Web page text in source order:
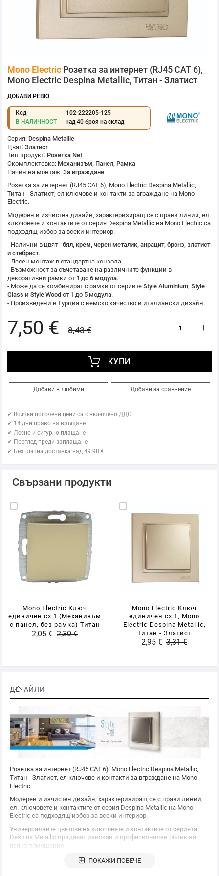
към
началото
галерия
снимки
Mono Electric Розетка за интернет (RJ45 CAT 6),
Mono Electric Despina Metallic, Титан - Златист
ДОБАВИ РЕВЮ
Код
102-222205-125
В НАЛИЧНОСТ
над 40 броя на склад
Серия: Despina Metallic
Цвят: Златист
Тип продукт: Розетка Net
Окомплектовка: Механизъм, Панел, Рамка
Начин на монтаж: За вграждане
Розетка за интернет (RJ45 CAT 6), Mono Electric Despina Metallic,
Титан - Златист, ел ключове и контакти за вграждане на Mono
Electric.
Модерен и изчистен дизайн, характеризиращ се с прави линии, ел.
ключовете и контактите от серия Despina Metallic на Mono Electric са
подходящ избор за всеки интериор.
- Налични в цвят - бял, крем, черен металик, анрацит, бронз, златист
и стебрист.
- Лесен монтаж в стандартна конзола.
- Възможност за съчетаване на различните функции в
декоративни рамки от 1 до 6 модула.
- Може да се комбинират с рамки от сериите Style Aluminium, Style
Glass и Style Wood от 1 до 5 модула.
- Произведени в Турция с немско качество и италиански дизайн.
7,50 € 8,43 €
КУПИ
Добави в любими Добави за сравнение
✔ Всички посочени цени са с включено ДДС.
✔ 14 дни право на връщане
✔ Лесно и сигурно плащане
✔ Преглед преди заплащане
✔ Безплатна доставка над 49.98 €
Свързани продукти
Mono Electric Ключ
единичен сх.1 (Механизъм
с панел, без рамка) Титан
2,05 € 2,30 €
Mono Electric Ключ
единичен сх.1, Mono
Electric Despina Metallic,
Титан - Златист
2,95 € 3,31 €
ДЕТАЙЛИ
Розетка за интернет (RJ45 CAT 6), Mono Electric Despina Metallic,
Титан - Златист, ел ключове и контакти за вграждане на Mono
Electric.
Модерен и изчистен дизайн, характеризиращ се с прави линии,
ел. ключовете и контактите от серия Despina Metallic на Mono
Electric са подходящ избор за всеки интериор.
Универсалните цветове на ключовете и контактите от серията
Despina Metallic придават изискан и професионален облик на
всяко помещение.
Серията Despina Metallic дава уникалната възможност за
ПОКАЖИ ПОВЕЧЕ